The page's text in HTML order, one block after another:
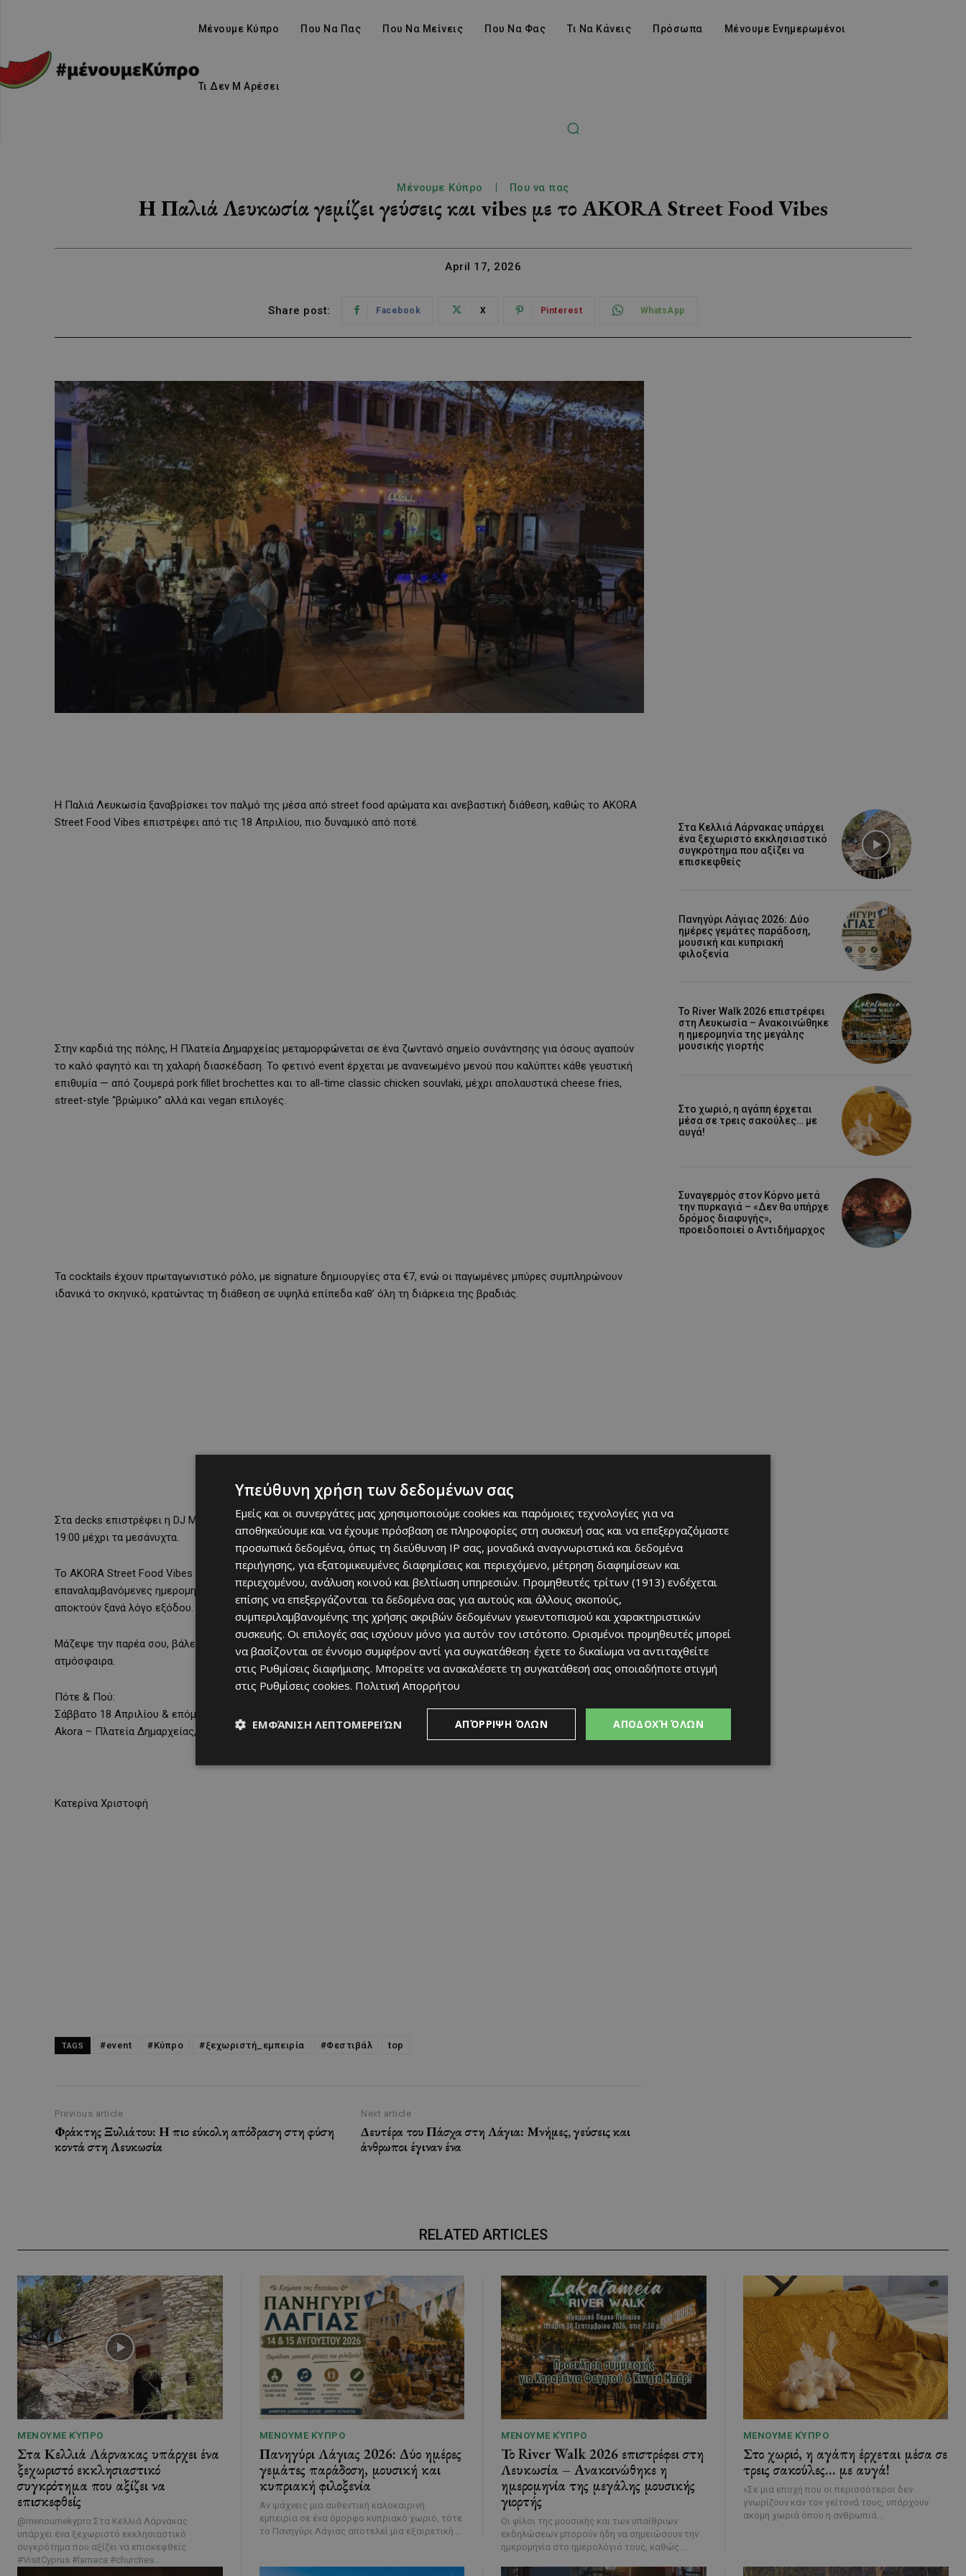
Μένουμε Κύπρο Που Να Πας Που Να Μείνεις Που Να Φας Τι Να Κάνεις Πρόσωπα Μένουμε Ενημερωμένοι
Τι Δεν Μ Αρέσει
Μένουμε Κύπρο Που να πας
Η Παλιά Λευκωσία γεμίζει γεύσεις και vibes με το AKORA Street Food Vibes
April 17, 2026
Share post: Facebook X Pinterest WhatsApp
Η Παλιά Λευκωσία ξαναβρίσκει τον παλμό της μέσα από street food αρώματα και ανεβαστική διάθεση, καθώς το AKORA
Street Food Vibes επιστρέφει από τις 18 Απριλίου, πιο δυναμικό από ποτέ.
Στην καρδιά της πόλης, Η Πλατεία Δημαρχείας μεταμορφώνεται σε ένα ζωντανό σημείο συνάντησης για όσους αγαπούν
το καλό φαγητό και τη χαλαρή διασκέδαση. Το φετινό event έρχεται με ανανεωμένο μενού που καλύπτει κάθε γευστική
επιθυμία — από ζουμερά pork fillet brochettes και το all-time classic chicken souvlaki, μέχρι απολαυστικά cheese fries,
street-style “βρώμικο” αλλά και vegan επιλογές.
Τα cocktails έχουν πρωταγωνιστικό ρόλο, με signature δημιουργίες στα €7, ενώ οι παγωμένες μπύρες συμπληρώνουν
ιδανικά το σκηνικό, κρατώντας τη διάθεση σε υψηλά επίπεδα καθ’ όλη τη διάρκεια της βραδιάς.
Στα decks επιστρέφει η DJ Maria_N, δίνοντας ρυθμό σε ένα σκηνικό γεμάτο ενέργεια, χορό και καλοκαιρινά vibes, από τις
19:00 μέχρι τα μεσάνυχτα.
Το AKORA Street Food Vibes δεν είναι απλώς ένα event — είναι η νέα αγαπημένη συνήθεια της πόλης. Με
επαναλαμβανόμενες ημερομηνίες κάθε 15 ημέρες (2, 16 & 30 Μαΐου και 13 & 27 Ιουνίου), τα Σάββατα στη Λευκωσία
αποκτούν ξανά λόγο εξόδου.
Μάζεψε την παρέα σου, βάλε κάτι άνετο και ετοιμάσου για βραδιές γεμάτες γεύση, μουσική και αυθεντική καλοκαιρινή
ατμόσφαιρα.
Πότε & Πού:
Σάββατο 18 Απριλίου & επόμενες ημερομηνίες
Akora – Πλατεία Δημαρχείας, 1016 Λευκωσία
Κατερίνα Χριστοφή
TAGS #event #Κύπρο #ξεχωριστή_εμπειρία #Φεστιβάλ top
Previous article
Φράκτης Ξυλιάτου: Η πιο εύκολη απόδραση στη φύση
κοντά στη Λευκωσία
Next article
Δευτέρα του Πάσχα στη Λάγια: Μνήμες, γεύσεις και
άνθρωποι έγιναν ένα
Στα Κελλιά Λάρνακας υπάρχει
ένα ξεχωριστό εκκλησιαστικό
συγκρότημα που αξίζει να
επισκεφθείς
Πανηγύρι Λάγιας 2026: Δύο
ημέρες γεμάτες παράδοση,
μουσική και κυπριακή
φιλοξενία
Το River Walk 2026 επιστρέφει
στη Λευκωσία – Ανακοινώθηκε
η ημερομηνία της μεγάλης
μουσικής γιορτής
Στο χωριό, η αγάπη έρχεται
μέσα σε τρεις σακούλες… με
αυγά!
Συναγερμός στον Κόρνο μετά
την πυρκαγιά – «Δεν θα υπήρχε
δρόμος διαφυγής»,
προειδοποιεί ο Αντιδήμαρχος
RELATED ARTICLES
ΜΈΝΟΥΜΕ ΚΎΠΡΟ
Στα Κελλιά Λάρνακας υπάρχει ένα
ξεχωριστό εκκλησιαστικό
συγκρότημα που αξίζει να
επισκεφθείς
@menoumekypro Στα Κελλιά Λάρνακας
υπάρχει ένα ξεχωριστό εκκλησιαστικό
συγκρότημα που αξίζει να επισκεφθείς
#VisitCyprus #larnaca #churches...
ΜΈΝΟΥΜΕ ΚΎΠΡΟ
Πανηγύρι Λάγιας 2026: Δύο ημέρες
γεμάτες παράδοση, μουσική και
κυπριακή φιλοξενία
Αν ψάχνεις μια αυθεντική καλοκαιρινή
εμπειρία σε ένα όμορφο κυπριακό χωριό, τότε
το Πανηγύρι Λάγιας αποτελεί μια εξαιρετική...
ΜΈΝΟΥΜΕ ΚΎΠΡΟ
Το River Walk 2026 επιστρέφει στη
Λευκωσία – Ανακοινώθηκε η
ημερομηνία της μεγάλης μουσικής
γιορτής
Οι φίλοι της μουσικής και των υπαίθριων
εκδηλώσεων μπορούν ήδη να σημειώσουν την
ημερομηνία στο ημερολόγιό τους, καθώς...
ΜΈΝΟΥΜΕ ΚΎΠΡΟ
Στο χωριό, η αγάπη έρχεται μέσα σε
τρεις σακούλες… με αυγά!
«Σε μια εποχή που οι περισσότεροι δεν
γνωρίζουν καν τον γείτονά τους, υπάρχουν
ακόμη χωριά όπου η ανθρωπιά...
Υπεύθυνη χρήση των δεδομένων σας
Εμείς και οι συνεργάτες μας χρησιμοποιούμε cookies και παρόμοιες τεχνολογίες για να
αποθηκεύουμε και να έχουμε πρόσβαση σε πληροφορίες στη συσκευή σας και να επεξεργαζόμαστε
προσωπικά δεδομένα, όπως τη διεύθυνση IP σας, μοναδικά αναγνωριστικά και δεδομένα
περιήγησης, για εξατομικευμένες διαφημίσεις και περιεχόμενο, μέτρηση διαφημίσεων και
περιεχομένου, ανάλυση κοινού και βελτίωση υπηρεσιών. Προμηθευτές τρίτων (1913) ενδέχεται
επίσης να επεξεργάζονται τα δεδομένα σας για αυτούς και άλλους σκοπούς,
συμπεριλαμβανομένης της χρήσης ακριβών δεδομένων γεωεντοπισμού και χαρακτηριστικών
συσκευής. Οι επιλογές σας ισχύουν μόνο για αυτόν τον ιστότοπο. Ορισμένοι προμηθευτές μπορεί
να βασίζονται σε έννομο συμφέρον αντί για συγκατάθεση· έχετε το δικαίωμα να αντιταχθείτε
στις Ρυθμίσεις διαφήμισης. Μπορείτε να ανακαλέσετε τη συγκατάθεσή σας οποιαδήποτε στιγμή
στις Ρυθμίσεις cookies. Πολιτική Απορρήτου
ΑΠΟΔΟΧΉ ΌΛΩΝ
ΑΠΌΡΡΙΨΗ ΌΛΩΝ
ΕΜΦΆΝΙΣΗ ΛΕΠΤΟΜΕΡΕΙΏΝ